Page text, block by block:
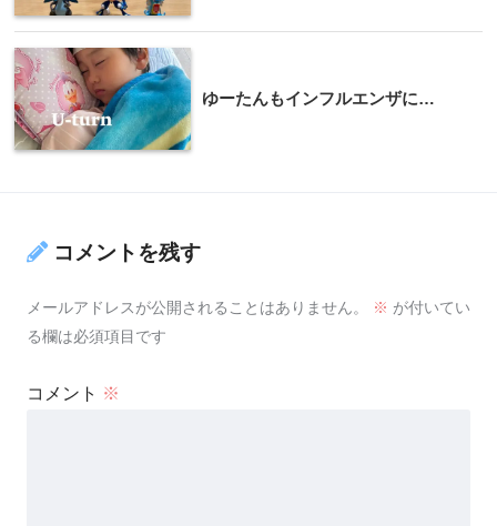
ゆーたんもインフルエンザに…
コメントを残す
メールアドレスが公開されることはありません。 ※ が付いてい
る欄は必須項目です
コメント ※